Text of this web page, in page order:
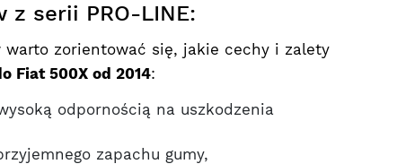
z serii PRO-LINE:
warto zorientować się, jakie cechy i zalety
Fiat 500X od 2014:
odpornością na uszkodzenia
zapachu gumy,